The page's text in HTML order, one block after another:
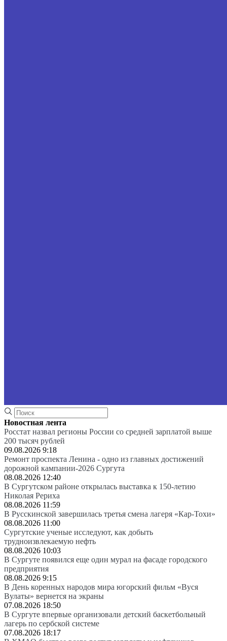
Новостная лента
Росстат назвал регионы России со средней зарплатой выше
200 тысяч рублей
09.08.2026 9:18
Ремонт проспекта Ленина - одно из главных достижений
дорожной кампании-2026 Сургута
08.08.2026 12:40
В Сургутском районе открылась выставка к 150-летию
Николая Рериха
08.08.2026 11:59
В Русскинской завершилась третья смена лагеря «Кар-Тохи»
08.08.2026 11:00
Сургутские ученые исследуют, как добыть
трудноизвлекаемую нефть
08.08.2026 10:03
В Сургуте появился еще один мурал на фасаде городского
предприятия
08.08.2026 9:15
В День коренных народов мира югорский фильм «Вуся
Вулаты» вернется на экраны
07.08.2026 18:50
В Сургуте впервые организовали детский баскетбольный
лагерь по сербской системе
07.08.2026 18:17